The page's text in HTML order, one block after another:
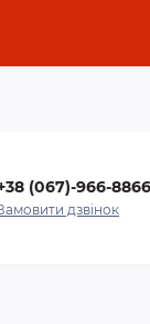
(067)-966-8866
дзвінок